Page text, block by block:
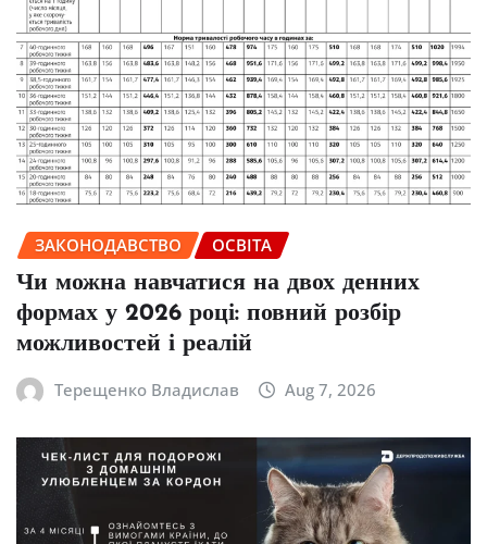
ЗАКОНОДАВСТВО ОСВІТА
Чи можна навчатися на двох денних
формах у 2026 році: повний розбір
можливостей і реалій
Терещенко Владислав Aug 7, 2026